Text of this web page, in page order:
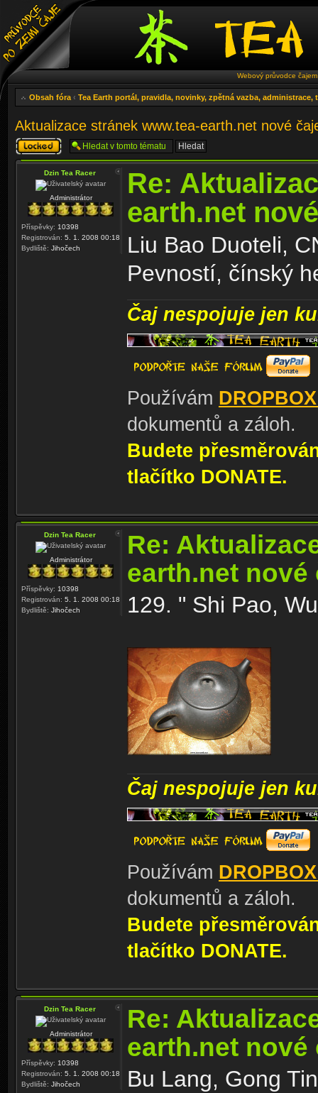
Webový průvodce
Obsah fóra ‹ Tea Earth portál, pravidla, novinky, zpětná vazba, administrace,
Aktualizace stránek www.tea-earth.net nové
Téma
uzamknuto
Dzin Tea Racer
Administrátor
Příspěvky: 10398
Registrován: 5. 1. 2008 00:18
Bydliště: Jihočech
Re:
earth.net
Liu Bao Duoteli,
Pevností, čínský
Čaj nespojuje jen
Používám
dokumentů a záloh.
Budete
tlačítko DONATE.
Dzin Tea Racer
Administrátor
Příspěvky: 10398
Registrován: 5. 1. 2008 00:18
Bydliště: Jihočech
Re:
earth.net nové
129. " Shi Pao,
Čaj nespojuje jen
Používám
dokumentů a záloh.
Budete
tlačítko DONATE.
Dzin Tea Racer
Administrátor
Příspěvky: 10398
Registrován: 5. 1. 2008 00:18
Bydliště: Jihočech
Re:
earth.net nové
Bu Lang, Gong